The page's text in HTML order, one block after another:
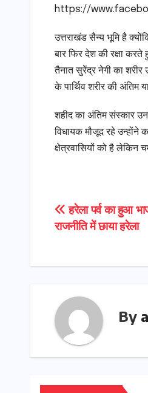
https://
उत्तराखंड सैन्य भूमि है
बार फिर देश की रक्षा
तैनात सुरेंद्र नेगी का
के पार्थिव शरीर की अंतिम
शहीद का अंतिम संस्कार
विधायक मौजूद रहे उन्होंने
क्षेत्रवासियों को है लेकिन
Post
navigation
हरेला पर्व का हुआ
राजनीति में छाया हरेला
By